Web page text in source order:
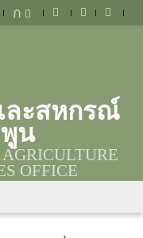
ก
ละสหกรณ์
น
OFFICE